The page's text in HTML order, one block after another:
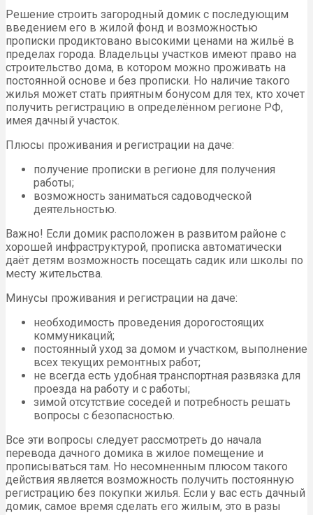
Решение строить загородный домик с последующим
введением его в жилой фонд и возможностью
прописки продиктовано высокими ценами на жильё в
пределах города. Владельцы участков имеют право на
строительство дома, в котором можно проживать на
постоянной основе и без прописки. Но наличие такого
жилья может стать приятным бонусом для тех, кто хочет
получить регистрацию в определённом регионе РФ,
имея дачный участок.
Плюсы проживания и регистрации на даче:
получение прописки в регионе для получения
работы;
возможность заниматься садоводческой
деятельностью.
Важно! Если домик расположен в развитом районе с
хорошей инфраструктурой, прописка автоматически
даёт детям возможность посещать садик или школы по
месту жительства.
Минусы проживания и регистрации на даче:
необходимость проведения дорогостоящих
коммуникаций;
постоянный уход за домом и участком, выполнение
всех текущих ремонтных работ;
не всегда есть удобная транспортная развязка для
проезда на работу и с работы;
зимой отсутствие соседей и потребность решать
вопросы с безопасностью.
Все эти вопросы следует рассмотреть до начала
перевода дачного домика в жилое помещение и
прописываться там. Но несомненным плюсом такого
действия является возможность получить постоянную
регистрацию без покупки жилья. Если у вас есть дачный
домик, самое время сделать его жилым, это в разы